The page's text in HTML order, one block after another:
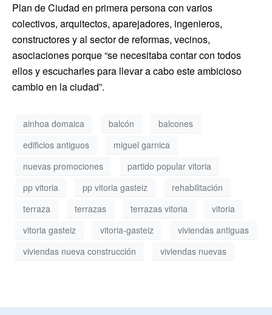
Plan de Ciudad en primera persona con varios
colectivos, arquitectos, aparejadores, ingenieros,
constructores y al sector de reformas, vecinos,
asociaciones porque “se necesitaba contar con todos
ellos y escucharles para llevar a cabo este ambicioso
cambio en la ciudad”.
ainhoa domaica balcón
balcones
edificios antiguos
miguel garnica
nuevas promociones
partido popular vitoria
pp vitoria
pp vitoria gasteiz
rehabilitación
terraza
terrazas terrazas vitoria
vitoria
vitoria gasteiz
vitoria-gasteiz
viviendas antiguas
viviendas nueva construcción
viviendas nuevas